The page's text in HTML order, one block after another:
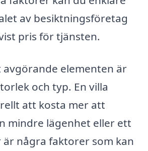
av besiktningsföretag
pris för tjänsten.
avgörande elementen är
och typ. En villa
att kosta mer att
mindre lägenhet eller ett
några faktorer som kan